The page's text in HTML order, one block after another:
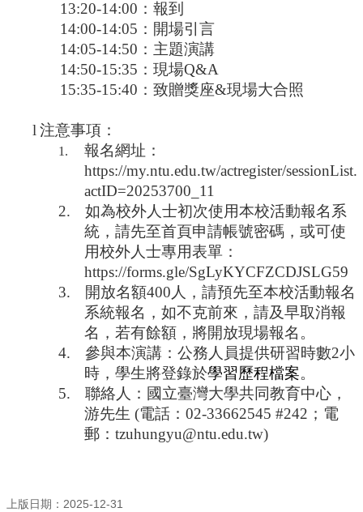
13:20-14:00 ：報到
14:00-14:05 ：開場引言
14:05-14:50 ：主題演講
14:50-15:35 ：現場Q&A
15:35-15:40 ：致贈獎座&現場大合照
l注意事項：
1.
報名網址：
https://my.ntu.edu.tw/actregister/
actID=20253700_11
2.
如為校外人士初次使用本校活動報名系
統，請先至首頁申請帳號密碼，或可使
用校外人士專用表單：
https://forms.gle/SgLyKYCFZCDJSLG59
3.
開放名額400人，請預先至本校活動報名
系統報名，如不克前來，請及早取消報
名，若有餘額，將開放現場報名。
4.
參與本演講：公務人員提供研習時數2小
時，學生將登錄於學習歷程檔案。
5.
聯絡人：國立臺灣大學共同教育中心，
游先生 (電話： 02-33662545 #242 ；電
郵： tzuhungyu@ntu.edu.tw)
上版日期：2025-12-31